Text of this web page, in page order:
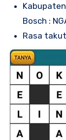
Bosch :
Rasa